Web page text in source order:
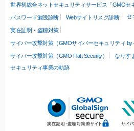
世界初総合ネットセキュリティサービス「GMOセ
パスワード漏洩診断 Webサイトリスク診断 セ
実在証明・盗聴対策
サイバー攻撃対策（GMOサイバーセキュリティ by
サイバー攻撃対策（GMO Flatt Security）
なりす
セキュリティ事業の軌跡